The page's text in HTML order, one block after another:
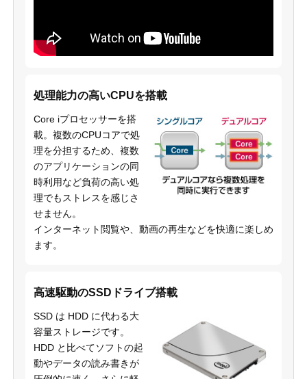
処理能力の高いCPUを搭載
Core iプロセッサーを搭
載。複数のCPUコアで処
理を分担するため、複数
のアプリケーションの同
時利用など負荷の高い処
理でもストレスを感じさ
せません。
インターネット閲覧や、動画の再生などを快適に楽しめ
ます。
高速駆動のSSDドライブ搭載
SSD は HDD に代わる大
容量ストレージです。
HDD と比べてソフトの起
動やデータの読み書きが